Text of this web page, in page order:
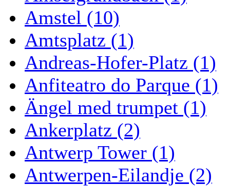
Amstel (10)
Amtsplatz (1)
Andreas-Hofer-Platz (1)
Anfiteatro do Parque (1)
Ängel med trumpet (1)
Ankerplatz (2)
Antwerp Tower (1)
Antwerpen-Eilandje (2)